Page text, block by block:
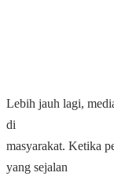
Lebih jauh lagi,
di
masyarakat. Ketika
yang sejalan